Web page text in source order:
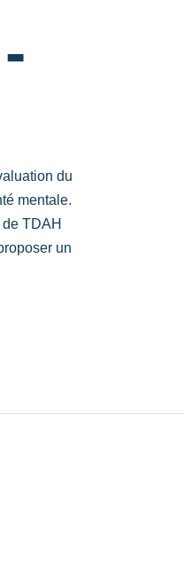
du
mentale.
TDAH
un